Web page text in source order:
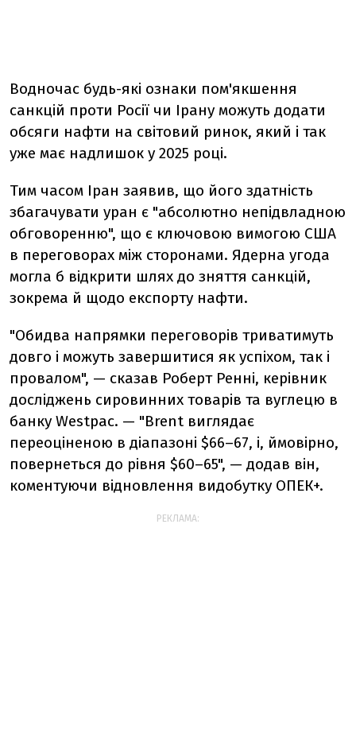
Водночас будь-які ознаки пом'якшення
санкцій проти Росії чи Ірану можуть додати
обсяги нафти на світовий ринок, який і так
уже має надлишок у 2025 році.
Тим часом Іран заявив, що його здатність
збагачувати уран є "абсолютно непідвладною
обговоренню", що є ключовою вимогою США
в переговорах між сторонами. Ядерна угода
могла б відкрити шлях до зняття санкцій,
зокрема й щодо експорту нафти.
"Обидва напрямки переговорів триватимуть
довго і можуть завершитися як успіхом, так і
провалом", — сказав Роберт Ренні, керівник
досліджень сировинних товарів та вуглецю в
банку Westpac. — "Brent виглядає
переоціненою в діапазоні $66–67, і, ймовірно,
повернеться до рівня $60–65", — додав він,
коментуючи відновлення видобутку ОПЕК+.
РЕКЛАМА: